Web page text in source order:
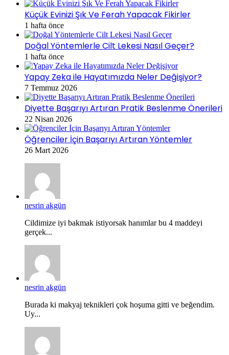
Küçük Evinizi Şık Ve Ferah Yapacak Fikirler
1 hafta önce
Doğal Yöntemlerle Cilt Lekesi Nasıl Geçer?
1 hafta önce
Yapay Zeka ile Hayatımızda Neler Değişiyor?
7 Temmuz 2026
Diyette Başarıyı Artıran Pratik Beslenme Önerileri
22 Nisan 2026
Öğrenciler İçin Başarıyı Artıran Yöntemler
26 Mart 2026
nesrin akgün
Cildimize iyi bakmak istiyorsak hanımlar bu 4 maddeyi
gerçek...
nesrin akgün
Burada ki makyaj teknikleri çok hoşuma gitti ve beğendim.
Uy...